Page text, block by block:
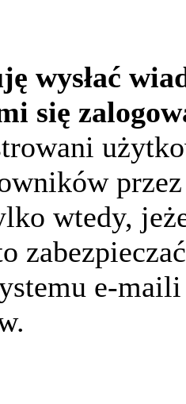
wysłać
się
wtedy,
e-